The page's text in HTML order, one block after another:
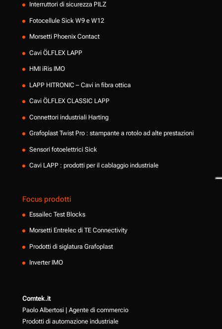
Interruttori di sicurezza PILZ
Fotocellule Sick W9 e W12
Morsetti Phoenix Contact
Cavi ÖLFLEX LAPP
HMI iRis IMO
LAPP HITRONIC – Cavi in fibra ottica
Cavi ÖLFLEX CLASSIC LAPP
Connettori industriali Harting
Grafoplast Twist Pro : stampante a rotolo ad alte prestazioni
Sensori fotoelettrici Sick
Cavi LAPP : prodotti per il cablaggio industriale
Focus prodotti
Essailec Test Blocks
Morsetti Entrelec di TE Connectivity
Prodotti di siglatura Grafoplast
Inverter IMO
Comtek.it
Paolo Albertosi | Agente di commercio
Prodotti di automazione industriale